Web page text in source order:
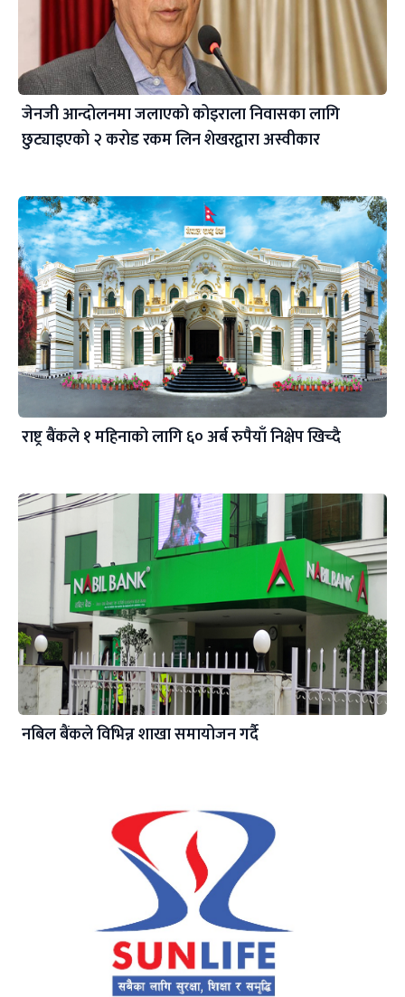
जेनजी आन्दोलनमा जलाएको कोइराला निवासका लागि
छुट्याइएको २ करोड रकम लिन शेखरद्वारा अस्वीकार
राष्ट्र बैंकले १ महिनाको लागि ६० अर्ब रुपैयाँ निक्षेप खिच्दै
नबिल बैंकले विभिन्न शाखा समायोजन गर्दै